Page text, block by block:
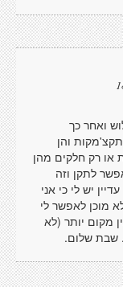
ואחר כך
והן
או רק חלקים מהן
לתקן וזה
יש לי כי אני
מוכן לאפשר לי
מקום יותר (לא
שבת שלום.